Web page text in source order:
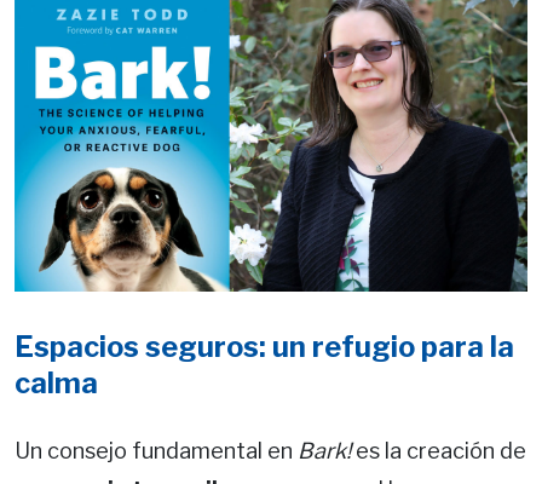
Espacios seguros: un refugio para la
calma
Un consejo fundamental en Bark!es la creación de